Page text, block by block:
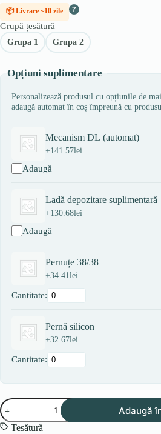
📦 Livrare ~10 zile ?
Grupă țesătură
Grupa 1 Grupa 2
Opțiuni suplimentare
Personalizează produsul cu opțiunile de
adaugă automat în coș împreună cu
Mecanism DL (automat)
+141.57lei
Adaugă
Ladă depozitare suplimentară
+130.68lei
Adaugă
Pernuțe 38/38
+34.41lei
Cantitate:
Pernă silicon
+32.67lei
Cantitate:
Cantitate
Canapea
CLEO
Adaugă
Tesătură